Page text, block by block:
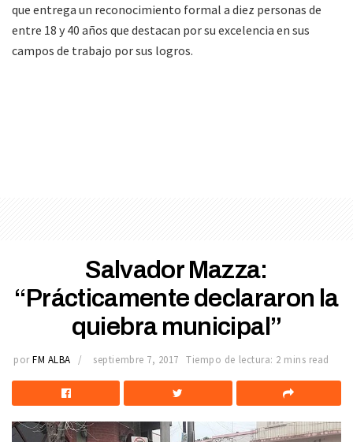
que entrega un reconocimiento formal a diez personas de
entre 18 y 40 años que destacan por su excelencia en sus
campos de trabajo por sus logros.
Salvador Mazza:
“Prácticamente declararon la
quiebra municipal”
por FM ALBA septiembre 7, 2017 Tiempo de lectura: 2 mins read